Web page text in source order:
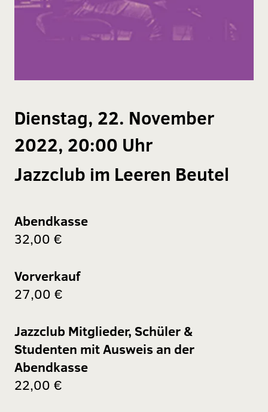
Dienstag, 22. November
2022, 20:00 Uhr
Jazzclub im Leeren Beutel
Abendkasse
32,00 €
Vorverkauf
27,00 €
Jazzclub Mitglieder, Schüler &
Studenten mit Ausweis an der
Abendkasse
22,00 €